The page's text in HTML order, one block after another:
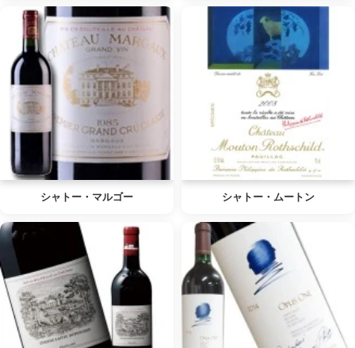
シャトー・マルゴー シャトー・ムートン